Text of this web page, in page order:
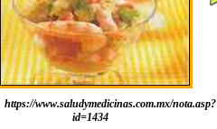
https://www.saludymedicinas.com.mx/nota.asp?
id=1434